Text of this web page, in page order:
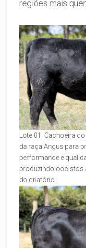
regiões mais
Lote 01: Cachoeira
da raça Angus para
performance e
produzindo oocistos
do criatório.